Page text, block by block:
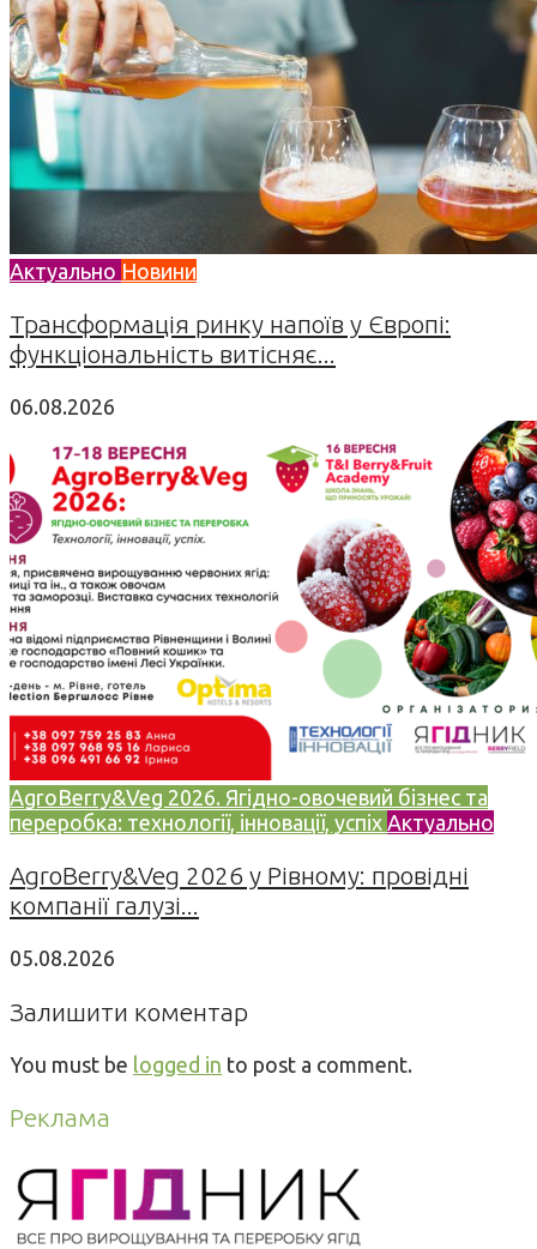
Актуально Новини
Трансформація ринку напоїв у Європі:
функціональність витісняє...
06.08.2026
AgroBerry&Veg 2026. Ягідно-овочевий бізнес та
переробка: технології, інновації, успіх Актуально
AgroBerry&Veg 2026 у Рівному: провідні
компанії галузі...
05.08.2026
Залишити коментар
You must be logged in to post a comment.
Реклама